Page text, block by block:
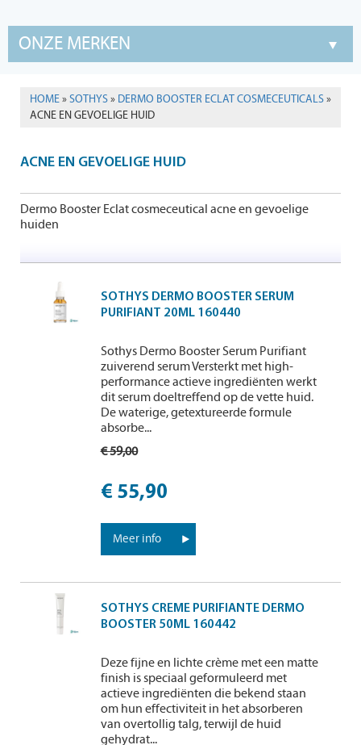
ONZE MERKEN
HOME»SOTHYS» DERMO BOOSTER ECLAT COSMECEUTICALS»
ACNE EN GEVOELIGE HUID
ACNE EN GEVOELIGE HUID
Dermo Booster Eclat cosmeceutical acne en gevoelige
huiden
SOTHYS DERMO BOOSTER SERUM
PURIFIANT 20ML 160440
Sothys Dermo Booster Serum Purifiant
zuiverend serum Versterkt met high-
performance actieve ingrediënten werkt
dit serum doeltreffend op de vette huid.
De waterige, getextureerde formule
absorbe...
€ 59,00
€ 55,90
Meer info
SOTHYS CREME PURIFIANTE DERMO
BOOSTER 50ML 160442
Deze fijne en lichte crème met een matte
finish is speciaal geformuleerd met
actieve ingrediënten die bekend staan
om hun effectiviteit in het absorberen
van overtollig talg, terwijl de huid
gehydrat...